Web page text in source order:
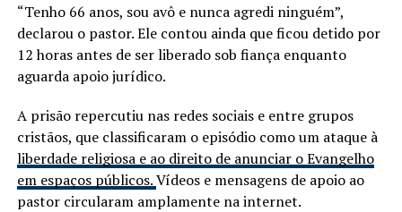
“Tenho 66 anos, sou avô e nunca agredi ninguém”,
declarou o pastor. Ele contou ainda que ficou detido por
12 horas antes de ser liberado sob fiança enquanto
aguarda apoio jurídico.
A prisão repercutiu nas redes sociais e entre grupos
cristãos, que classificaram o episódio como um ataque à
liberdade religiosa e ao direito de anunciar o Evangelho
em espaços públicos.Vídeos e mensagens de apoio ao
pastor circularam amplamente na internet.